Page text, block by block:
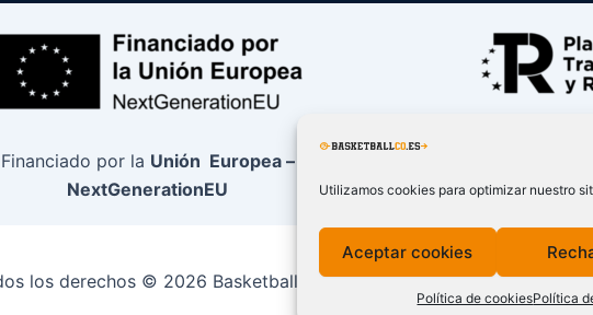
Utilizamos cookies para optimizar nuestro
Aceptar cookies
Política de cookiesPolítica
Financiado por la Unión Europea –
NextGenerationEU
los derechos © 2026 BasketballCO